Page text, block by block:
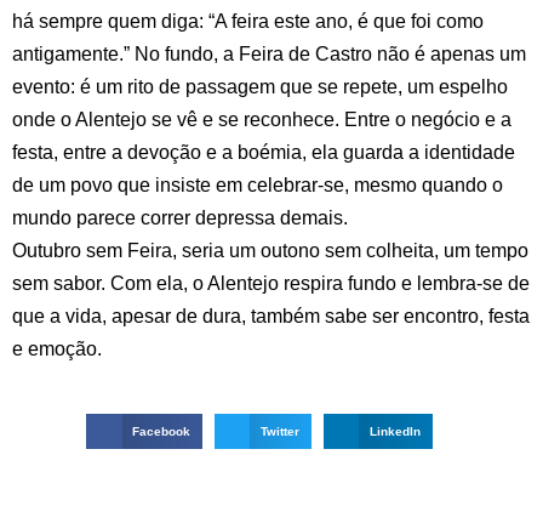
há sempre quem diga: “A feira este ano, é que foi como
antigamente.” No fundo, a Feira de Castro não é apenas um
evento: é um rito de passagem que se repete, um espelho
onde o Alentejo se vê e se reconhece. Entre o negócio e a
festa, entre a devoção e a boémia, ela guarda a identidade
de um povo que insiste em celebrar-se, mesmo quando o
mundo parece correr depressa demais.
Outubro sem Feira, seria um outono sem colheita, um tempo
sem sabor. Com ela, o Alentejo respira fundo e lembra-se de
que a vida, apesar de dura, também sabe ser encontro, festa
e emoção.
Facebook Twitter LinkedIn